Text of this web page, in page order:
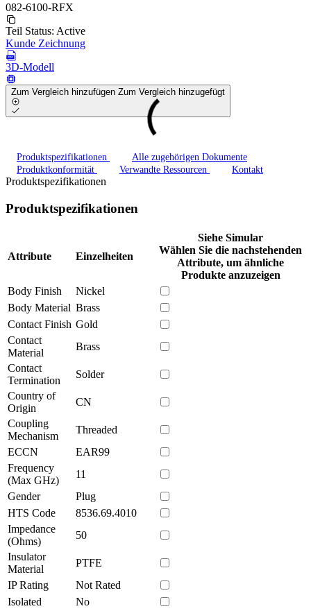
082-6100-RFX
Teil Status: Active
Kunde Zeichnung
3D-Modell
Zum Vergleich hinzufügen Zum Vergleich hinzugefügt
Produktspezifikationen
Alle zugehörigen Dokumente
Produktkonformität
Verwandte Ressourcen Kontakt
Produktspezifikationen
Produktspezifikationen
Attribute Einzelheiten
Siehe Simular
Wählen Sie die nachstehenden
Attribute, um ähnliche
Produkte anzuzeigen
Body Finish
Nickel
Body Material Brass
Contact Finish Gold
Contact
Material
Brass
Contact
Termination
Solder
Country of
Origin
CN
Coupling
Mechanism
Threaded
ECCN
EAR99
Frequency
(Max GHz)
11
Gender
Plug
HTS Code
8536.69.4010
Impedance
(Ohms)
50
Insulator
Material
PTFE
IP Rating
Not Rated
Isolated
No